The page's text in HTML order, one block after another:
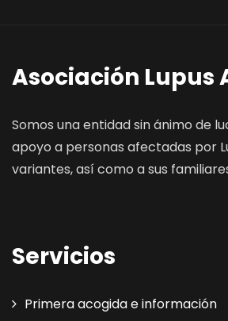
Asociación Lupus
Somos una entidad sin ánimo de
apoyo a personas afectadas por
variantes, así como a sus
Servicios
Primera acogida e información